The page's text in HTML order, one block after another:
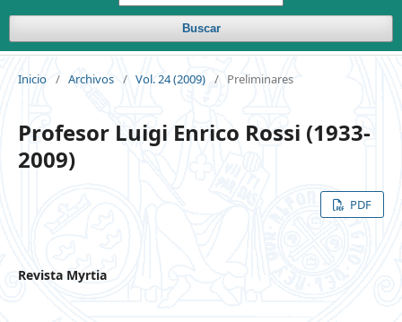
Buscar
Inicio / Archivos / Vol. 24 (2009) / Preliminares
Profesor Luigi Enrico Rossi (1933-
2009)
PDF
Revista Myrtia